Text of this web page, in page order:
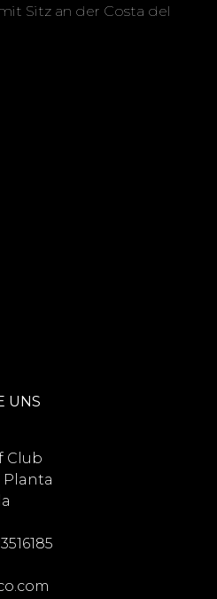
Sitz an der Costa del
UNS
Club
Planta